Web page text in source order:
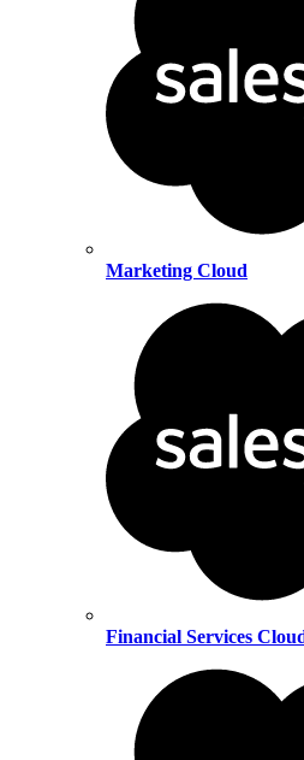
Marketing Cloud
Financial Services